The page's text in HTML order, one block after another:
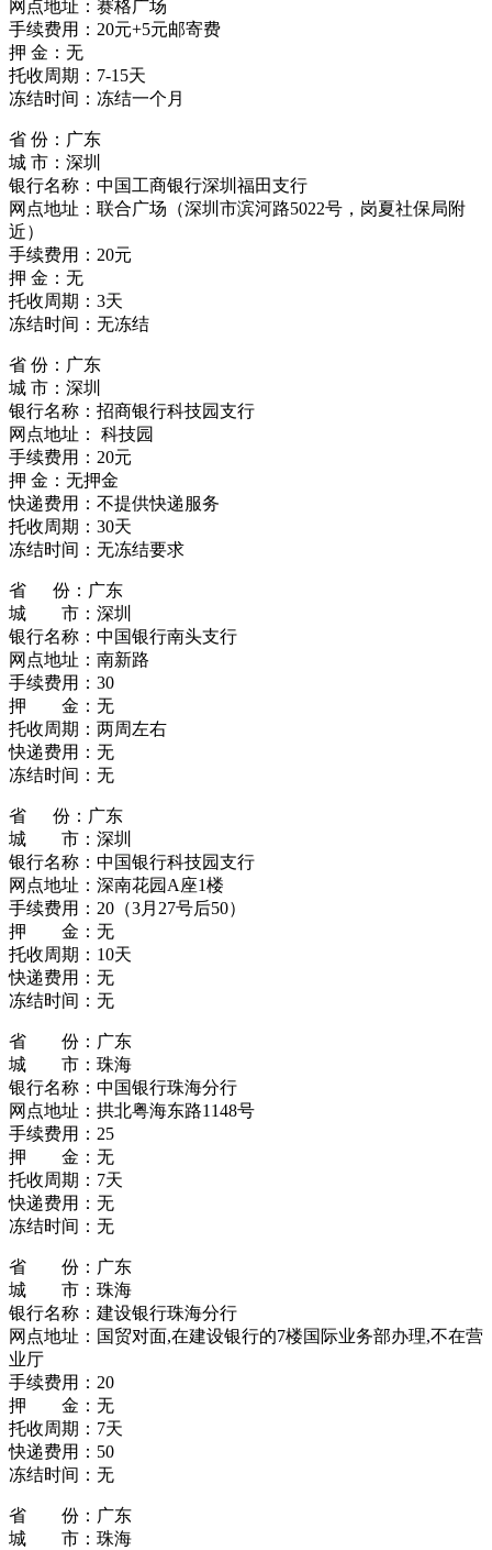
网点地址：赛格广场
手续费用：20元+5元邮寄费
押 金：无
托收周期：7-15天
冻结时间：冻结一个月
省 份：广东
城 市：深圳
银行名称：中国工商银行深圳福田支行
网点地址：联合广场（深圳市滨河路5022号，岗夏社保局附
近）
手续费用：20元
押 金：无
托收周期：3天
冻结时间：无冻结
省 份：广东
城 市：深圳
银行名称：招商银行科技园支行
网点地址： 科技园
手续费用：20元
押 金：无押金
快递费用：不提供快递服务
托收周期：30天
冻结时间：无冻结要求
省 份：广东
城 市：深圳
银行名称：中国银行南头支行
网点地址：南新路
手续费用：30
押 金：无
托收周期：两周左右
快递费用：无
冻结时间：无
省 份：广东
城 市：深圳
银行名称：中国银行科技园支行
网点地址：深南花园A座1楼
手续费用：20（3月27号后50）
押 金：无
托收周期：10天
快递费用：无
冻结时间：无
省 份：广东
城 市：珠海
银行名称：中国银行珠海分行
网点地址：拱北粤海东路1148号
手续费用：25
押 金：无
托收周期：7天
快递费用：无
冻结时间：无
省 份：广东
城 市：珠海
银行名称：建设银行珠海分行
网点地址：国贸对面,在建设银行的7楼国际业务部办理,不在营
业厅
手续费用：20
押 金：无
托收周期：7天
快递费用：50
冻结时间：无
省 份：广东
城 市：珠海